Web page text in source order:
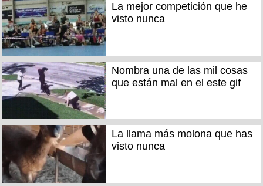
La mejor competición que he
visto nunca
Nombra una de las mil cosas
que están mal en el este gif
La llama más molona que has
visto nunca